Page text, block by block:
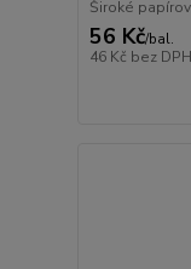
Široké
56 Kč/bal.
46 Kč bez DPH